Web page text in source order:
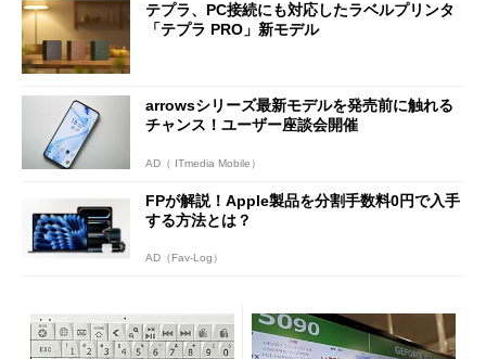
テプラ、PC接続にも対応したラベルプリンタ
「テプラ PRO」新モデル
arrowsシリーズ最新モデルを発売前に触れる
チャンス！ユーザー座談会開催
AD（ ITmedia Mobile）
FPが解説！Apple製品を分割手数料0円で入手
する方法とは？
AD（Fav-Log）